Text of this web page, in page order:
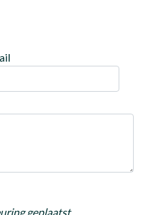
geplaatst.